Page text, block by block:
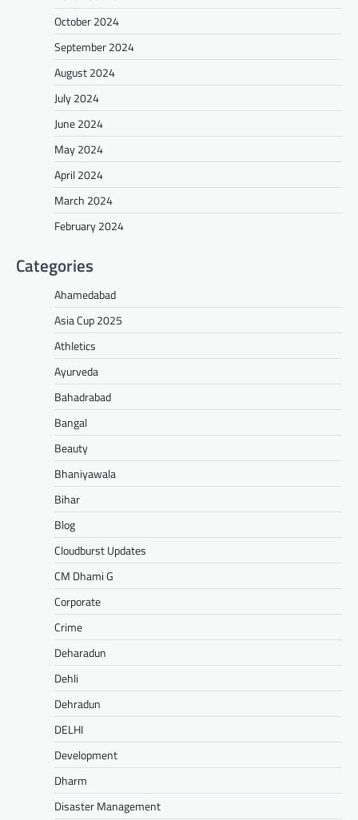
October 2024
September 2024
August 2024
July 2024
June 2024
May 2024
April 2024
March 2024
February 2024
Categories
Ahamedabad
Asia Cup 2025
Athletics
Ayurveda
Bahadrabad
Bangal
Beauty
Bhaniyawala
Bihar
Blog
Cloudburst Updates
CM Dhami G
Corporate
Crime
Deharadun
Dehli
Dehradun
DELHI
Development
Dharm
Disaster Management